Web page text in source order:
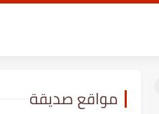
مواقع صديقة